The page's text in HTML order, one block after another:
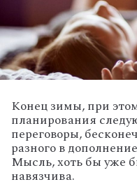
Конец зимы, при
планирования
переговоры,
разного в
Мысль, хоть бы уже
навязчива.